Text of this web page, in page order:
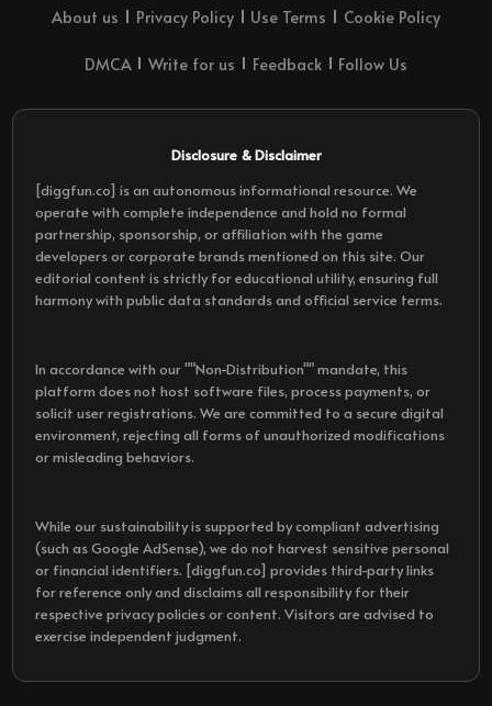
About us Privacy Policy Use Terms Cookie Policy
DMCA Write for us Feedback Follow Us
Disclosure & Disclaimer
[diggfun.co] is an autonomous informational resource. We
operate with complete independence and hold no formal
partnership, sponsorship, or affiliation with the game
developers or corporate brands mentioned on this site. Our
editorial content is strictly for educational utility, ensuring full
harmony with public data standards and official service terms.
In accordance with our ""Non-Distribution"" mandate, this
platform does not host software files, process payments, or
solicit user registrations. We are committed to a secure digital
environment, rejecting all forms of unauthorized modifications
or misleading behaviors.
While our sustainability is supported by compliant advertising
(such as Google AdSense), we do not harvest sensitive personal
or financial identifiers. [diggfun.co] provides third-party links
for reference only and disclaims all responsibility for their
respective privacy policies or content. Visitors are advised to
exercise independent judgment.